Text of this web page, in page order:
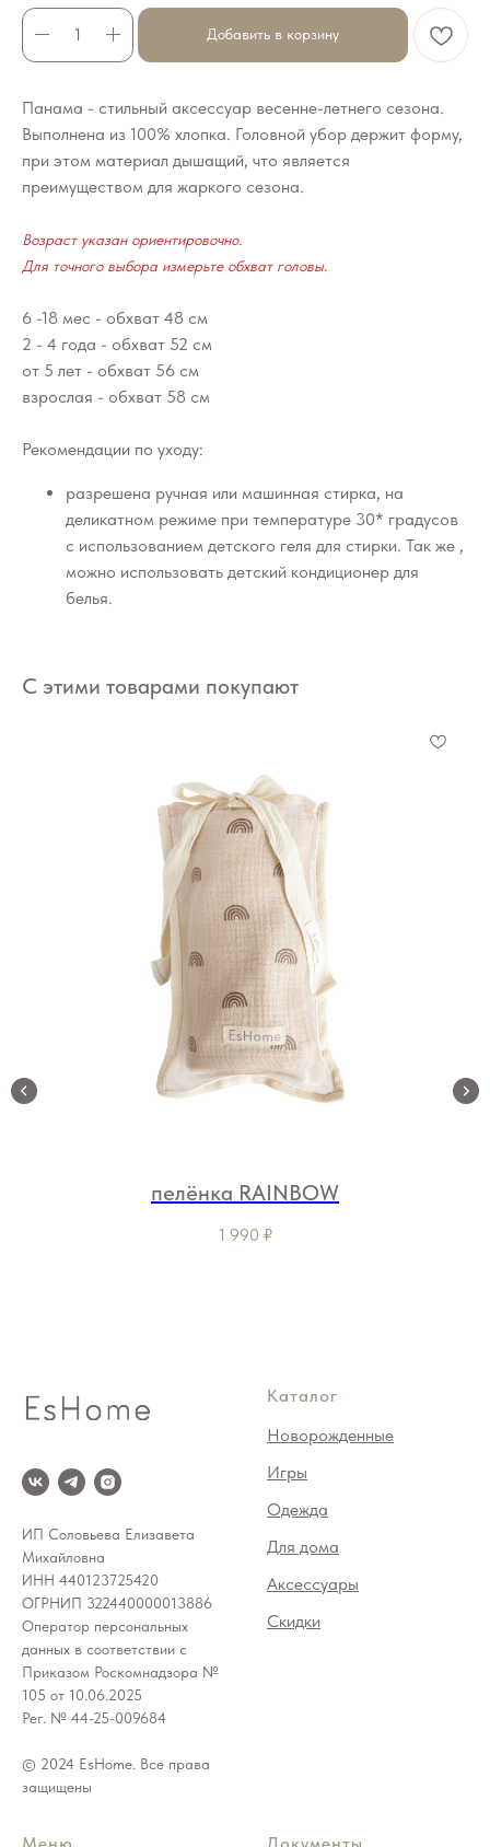
Добавить в корзину
Панама - стильный аксессуар весенне-летнего сезона.
Выполнена из 100% хлопка. Головной убор держит форму,
при этом материал дышащий, что является
преимуществом для жаркого сезона.
Возраст указан ориентировочно.
Для точного выбора измерьте обхват головы.
6 -18 мес - обхват 48 см
2 - 4 года - обхват 52 см
от 5 лет - обхват 56 см
взрослая - обхват 58 см
Рекомендации по уходу:
разрешена ручная или машинная стирка, на
деликатном режиме при температуре 30* градусов
с использованием детского геля для стирки. Так же ,
можно использовать детский кондиционер для
белья.
С этими товарами покупают
пелёнка RAINBOW
1 990 ₽
ИП Соловьева Елизавета
Михайловна
ИНН 440123725420
ОГРНИП 322440000013886
Оператор персональных
данных в соответствии с
Приказом Роскомнадзора №
105 от 10.06.2025
Рег. № 44-25-009684
© 2024 EsHome. Все права
защищены
Каталог
Новорожденные
Игры
Одежда
Для дома
Аксессуары
Скидки